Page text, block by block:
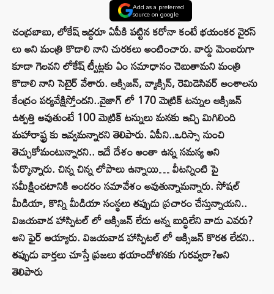
Add as a preferred
source on google
చంద్రబాబు, లోకేష్ ఇద్దరూ ఏపీకి పట్టిన కరోనా కంటే భయంకర వైరస్
లు అని మంత్రి కొడాలి నాని చురకలు అంటించారు. వార్డు మెంబరుగా
కూడా గెలవని లోకేష్ ట్వీట్లకు ఏం సమాధానం చెబుతామని మంత్రి
కొడాలి నాని సెటైర్ వేశారు. ఆక్సిజన్, వ్యాక్సిన్, రెమిడెసివర్ అంశాలను
కేంద్రం పర్యవేక్షిస్తోందని..వైజాగ్ లో 170 మెట్రిక్ టన్నుల ఆక్సిజన్
ఉత్పత్తి అవుతుంటే 100 మెట్రిక్ టన్నులు మనకు ఇచ్చి మిగిలింది
మహారాష్ట్ర కు ఇవ్వమన్నారని తెలిపారు. ఏపీని..ఒరిస్సా నుంచి
తెచ్చుకోమంటున్నారని.. ఇదే దేశం అంతా ఉన్న సమస్య అని
పేర్కొన్నారు. చిన్న చిన్న లోపాలు ఉన్నాయి… వీటన్నింటి పై
సమీక్షించటానికి అందరం సమావేశం అవుతున్నామన్నారు. సోషల్
మీడియా, కొన్ని మీడియా సంస్థలు తప్పుడు ప్రచారం చేస్తున్నాయని..
విజయవాడ హాస్పిటల్ లో ఆక్సిజన్ లేదు అన్న బుద్ధిలేని వాడు ఎవరు?
అని ఫైర్ అయ్యారు. విజయవాడ హాస్పిటల్ లో ఆక్సిజన్ కొరత లేదని..
తప్పుడు వార్తలు చూస్తే ప్రజలు భయాందోళనకు గురవ్వరా?అని
తెలిపారు